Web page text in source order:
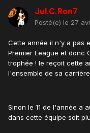
Jul.C.Ron7
Posté(e) le 27
Cette année il n'y a pas
Premier League et donc
trophée ! le reçoit cette
l'ensemble de sa
Sinon le 11 de l'année a
dans cette équipe soit